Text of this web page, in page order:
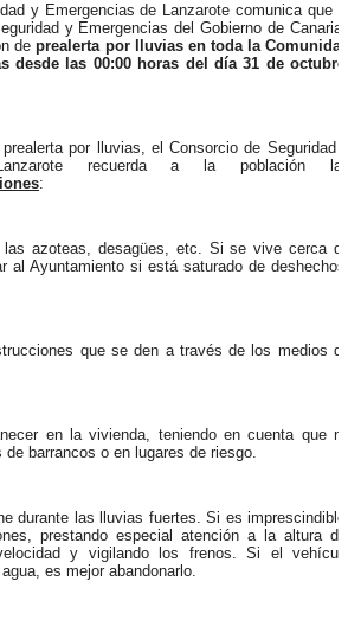
y Emergencias de Lanzarote comunica que
y Emergencias del Gobierno de
deprealerta por lluvias en toda la
desde las 00:00 horas del día 31 de
por lluvias, el Consorcio de Seguridad
recuerda a la población
:
azoteas, desagües, etc. Si se vive cerca
al Ayuntamiento si está saturado de
que se den a través de los medios
en la vivienda, teniendo en cuenta que
barrancos o en lugares de riesgo.
durante las lluvias fuertes. Si es
prestando especial atención a la altura
y vigilando los frenos. Si el
es mejor abandonarlo.